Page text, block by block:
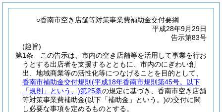
○香南市空き店舗等対策事業費補助金交付要綱
平成28年9月29日
告示第83号
(趣旨)
第1条
この告示は、市内の空き店舗等を活用して事業を行お
うとする出店者を支援するとともに、市内のにぎわい創
出、地域商業等の活性化等につなげることを目的として、
香南市補助金交付規則 (平成18年香南市規則第45号。以下
「規則」という、)第25条の規定に基づき、香南市空き店舗
等対策事業費補助金(以下「補助金」という。)の交付に関
し必要な事項を定めるものとする。